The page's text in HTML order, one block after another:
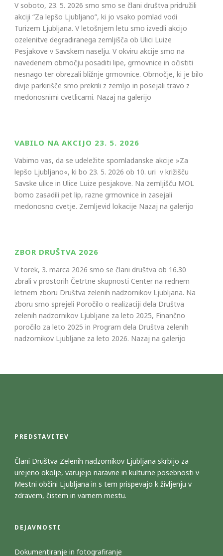
V soboto, 23. 5. 2026 smo smo se člani društva pridružili
akciji “Za lepšo Ljubljano”, ki jo vsako pomlad vodi
Turizem Ljubljana. V letošnjem letu smo izvedli akcijo
ozelenitve degradiranega zemljišča ob Ulici Luize
Pesjakove v Savskem naselju. V okviru akcije smo na
navedenem območju posaditi lipe, grmovnice in očistiti
nesnago ter obrezali bližnje grmovnice. Območje, ki je bilo
divje parkirišče smo prekrili z zemljo in posejali travo z
medonosnimi cvetlicami. Nazaj na galerijo
VABILO NA AKCIJO 23. 5. 2026
Vabimo vas, da se udeležite spomladanske akcije »Za
lepšo Ljubljano«, ki bo 23. 5. 2026 ob 10. uri v križišču
Savske ulice in Ulice Luize pesjakove. Na zemljišču MOL
bomo zasadili pet lip, razne grmovnice in zasejali
medonosno cvetje. Zemljevid lokacije Nazaj na galerijo
ZBOR DRUŠTVA 2026
V torek, 3. marca 2026 smo se člani društva ob 16.30
zbrali v prostorih Četrtne skupnosti Center na rednem
letnem zboru Društva zelenih nadzornikov Ljubljana. Na
zboru smo sprejeli Poročilo o realizaciji dela Društva
zelenih nadzornikov Ljubljane za leto 2025, Finančno
poročilo za leto 2025 in Program dela Društva zelenih
nadzornikov Ljubljane za leto 2026. Nazaj na galerijo
PREDSTAVITEV
Člani Društva Zelenih nadzornikov Ljubljana skrbijo za
urejeno okolje, varujejo naravne in kulturne posebnosti v
Mestni občini Ljubljana in s tem prispevajo k življenju v
zdravem, čistem in varnem mestu.
DEJAVNOSTI
Dokumentiranje in fotografiranje